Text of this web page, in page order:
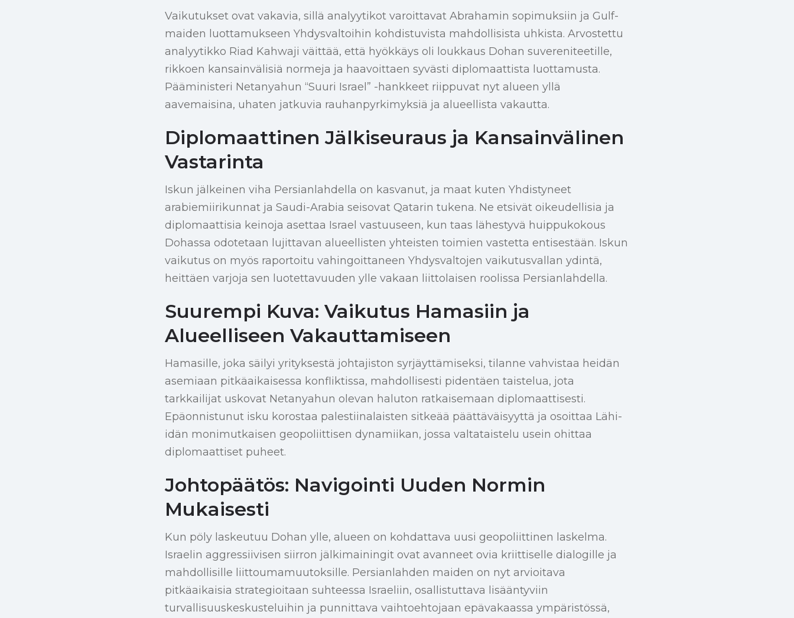
Vaikutukset ovat vakavia, sillä analyytikot varoittavat Abrahamin sopimuksiin ja Gulf-
maiden luottamukseen Yhdysvaltoihin kohdistuvista mahdollisista uhkista. Arvostettu
analyytikko Riad Kahwaji väittää, että hyökkäys oli loukkaus Dohan suvereniteetille,
rikkoen kansainvälisiä normeja ja haavoittaen syvästi diplomaattista luottamusta.
Pääministeri Netanyahun “Suuri Israel” -hankkeet riippuvat nyt alueen yllä
aavemaisina, uhaten jatkuvia rauhanpyrkimyksiä ja alueellista vakautta.
Diplomaattinen Jälkiseuraus ja Kansainvälinen
Vastarinta
Iskun jälkeinen viha Persianlahdella on kasvanut, ja maat kuten Yhdistyneet
arabiemiirikunnat ja Saudi-Arabia seisovat Qatarin tukena. Ne etsivät oikeudellisia ja
diplomaattisia keinoja asettaa Israel vastuuseen, kun taas lähestyvä huippukokous
Dohassa odotetaan lujittavan alueellisten yhteisten toimien vastetta entisestään. Iskun
vaikutus on myös raportoitu vahingoittaneen Yhdysvaltojen vaikutusvallan ydintä,
heittäen varjoja sen luotettavuuden ylle vakaan liittolaisen roolissa Persianlahdella.
Suurempi Kuva: Vaikutus Hamasiin ja
Alueelliseen Vakauttamiseen
Hamasille, joka säilyi yrityksestä johtajiston syrjäyttämiseksi, tilanne vahvistaa heidän
asemiaan pitkäaikaisessa konfliktissa, mahdollisesti pidentäen taistelua, jota
tarkkailijat uskovat Netanyahun olevan haluton ratkaisemaan diplomaattisesti.
Epäonnistunut isku korostaa palestiinalaisten sitkeää päättäväisyyttä ja osoittaa Lähi-
idän monimutkaisen geopoliittisen dynamiikan, jossa valtataistelu usein ohittaa
diplomaattiset puheet.
Johtopäätös: Navigointi Uuden Normin
Mukaisesti
Kun pöly laskeutuu Dohan ylle, alueen on kohdattava uusi geopoliittinen laskelma.
Israelin aggressiivisen siirron jälkimainingit ovat avanneet ovia kriittiselle dialogille ja
mahdollisille liittoumamuutoksille. Persianlahden maiden on nyt arvioitava
pitkäaikaisia strategioitaan suhteessa Israeliin, osallistuttava lisääntyviin
turvallisuuskeskusteluihin ja punnittava vaihtoehtojaan epävakaassa ympäristössä,